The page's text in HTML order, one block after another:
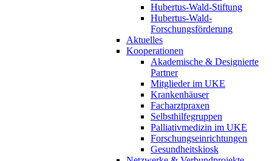
Hubertus-Wald-Stiftung
Hubertus-Wald-
Forschungsförderung
Aktuelles
Kooperationen
Akademische & Designierte
Partner
Mitglieder im UKE
Krankenhäuser
Facharztpraxen
Selbsthilfegruppen
Palliativmedizin im UKE
Forschungseinrichtungen
Gesundheitskiosk